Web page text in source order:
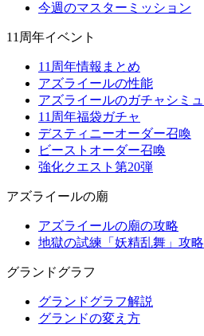
今週のマスターミッション
11周年イベント
11周年情報まとめ
アズライールの性能
アズライールのガチャシミュ
11周年福袋ガチャ
デスティニーオーダー召喚
ビーストオーダー召喚
強化クエスト第20弾
アズライールの廟
アズライールの廟の攻略
地獄の試練「妖精乱舞」攻略
グランドグラフ
グランドグラフ解説
グランドの変え方